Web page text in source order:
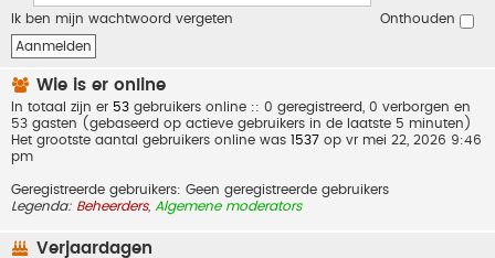
Ik ben mijn wachtwoord vergeten Onthouden
Wie is er online
In totaal zijn er 53 gebruikers online :: 0 geregistreerd, 0 verborgen en
53 gasten (gebaseerd op actieve gebruikers in de laatste 5 minuten)
Het grootste aantal gebruikers online was 1537 op vr mei 22, 2026 9:46
pm
Geregistreerde gebruikers: Geen geregistreerde gebruikers
Legenda: Beheerders, Algemene moderators
Verjaardagen